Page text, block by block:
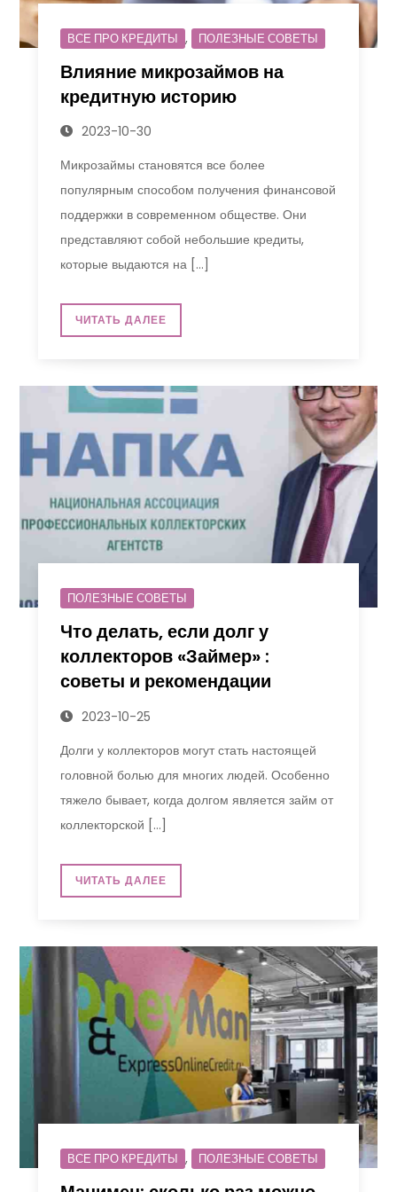
ВСЕ ПРО КРЕДИТЫ , ПОЛЕЗНЫЕ СОВЕТЫ
Влияние микрозаймов на
кредитную историю
2023-10-30
Микрозаймы становятся все более
популярным способом получения финансовой
поддержки в современном обществе. Они
представляют собой небольшие кредиты,
которые выдаются на […]
ЧИТАТЬ ДАЛЕЕ
ПОЛЕЗНЫЕ СОВЕТЫ
Что делать, если долг у
коллекторов «Займер» :
советы и рекомендации
2023-10-25
Долги у коллекторов могут стать настоящей
головной болью для многих людей. Особенно
тяжело бывает, когда долгом является займ от
коллекторской […]
ЧИТАТЬ ДАЛЕЕ
ВСЕ ПРО КРЕДИТЫ , ПОЛЕЗНЫЕ СОВЕТЫ